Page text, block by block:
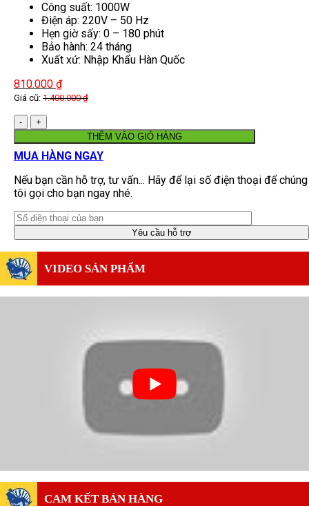
Công suất: 1000W
Điện áp: 220V – 50 Hz
Hẹn giờ sấy: 0 – 180 phút
Bảo hành: 24 tháng
Xuất xứ: Nhập Khẩu Hàn Quốc
810.000 ₫
Giá cũ: 1.400.000₫
Số
lượng
THÊM VÀO GIỎ HÀNG
MUA HÀNG NGAY
Nếu bạn cần hỗ trợ, tư vấn... Hãy để lại số điện thoại để chúng
tôi gọi cho bạn ngay nhé.
VIDEO SẢN PHẨM
CAM KẾT BÁN HÀNG